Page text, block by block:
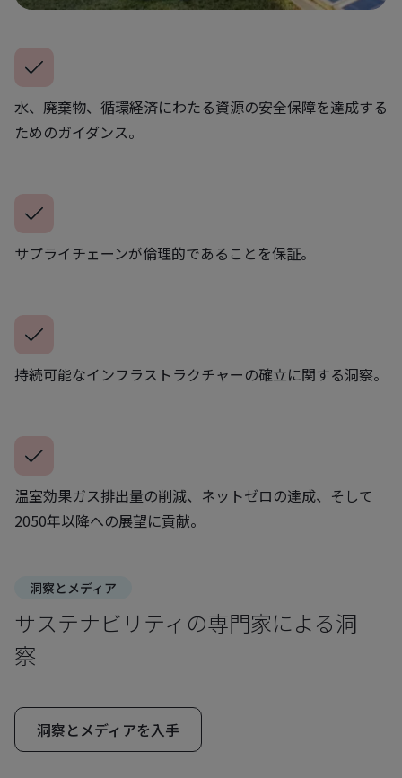
水、廃棄物、循環経済にわたる資源の安全保障を達成する
ためのガイダンス。
サプライチェーンが倫理的であることを保証。
持続可能なインフラストラクチャーの確立に関する洞察。
温室効果ガス排出量の削減、ネットゼロの達成、そして
2050年以降への展望に貢献。
洞察とメディア
サステナビリティの専門家による洞
察
洞察とメディアを入手